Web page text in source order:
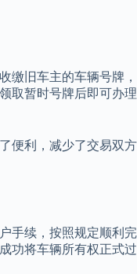
缴旧车主的车辆号牌，
取暂时号牌后即可办理
便利，减少了交易双方
手续，按照规定顺利完
功将车辆所有权正式过